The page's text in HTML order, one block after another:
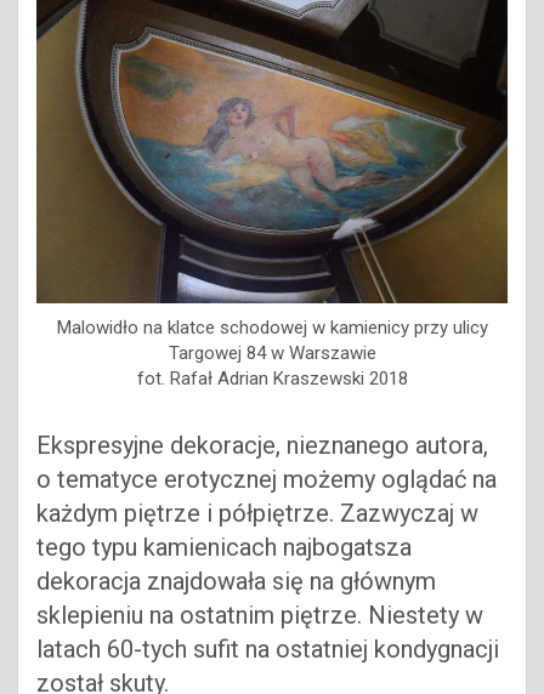
Malowidło na klatce schodowej w kamienicy przy ulicy
Targowej 84 w Warszawie
fot. Rafał Adrian Kraszewski 2018
Ekspresyjne dekoracje, nieznanego autora,
o tematyce erotycznej możemy oglądać na
każdym piętrze i półpiętrze. Zazwyczaj w
tego typu kamienicach najbogatsza
dekoracja znajdowała się na głównym
sklepieniu na ostatnim piętrze. Niestety w
latach 60-tych sufit na ostatniej kondygnacji
został skuty.